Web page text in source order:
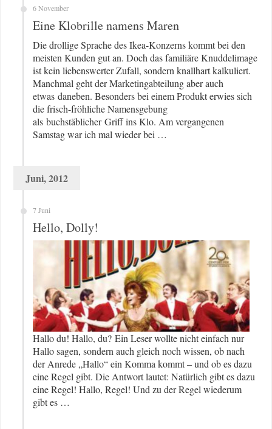
6 November
Eine Klobrille namens Maren
Die drollige Sprache des Ikea-Konzerns kommt bei den
meisten Kunden gut an. Doch das familiäre Knuddelimage
ist kein liebenswerter Zufall, sondern knallhart kalkuliert.
Manchmal geht der Marketingabteilung aber auch
etwas daneben. Besonders bei einem Produkt erwies sich
die frisch-fröhliche Namensgebung
als buchstäblicher Griff ins Klo. Am vergangenen
Samstag war ich mal wieder bei …
Juni, 2012
7 Juni
Hello, Dolly!
Hallo du! Hallo, du? Ein Leser wollte nicht einfach nur
Hallo sagen, sondern auch gleich noch wissen, ob nach
der Anrede „Hallo“ ein Komma kommt – und ob es dazu
eine Regel gibt. Die Antwort lautet: Natürlich gibt es dazu
eine Regel! Hallo, Regel! Und zu der Regel wiederum
gibt es …